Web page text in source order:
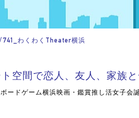
/ 741_わくわくTheater横浜
空間で恋人、友人、家族
ボードゲーム横浜映画・鑑賞推し活女子会